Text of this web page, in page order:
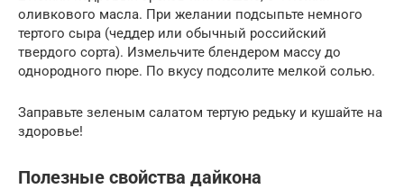
оливкового масла. При желании подсыпьте немного
тертого сыра (чеддер или обычный российский
твердого сорта). Измельчите блендером массу до
однородного пюре. По вкусу подсолите мелкой солью.
Заправьте зеленым салатом тертую редьку и кушайте на
здоровье!
Полезные свойства дайкона